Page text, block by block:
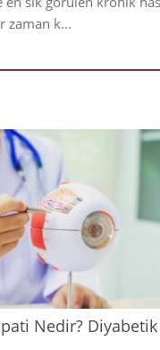
zaman k...
Nedir?